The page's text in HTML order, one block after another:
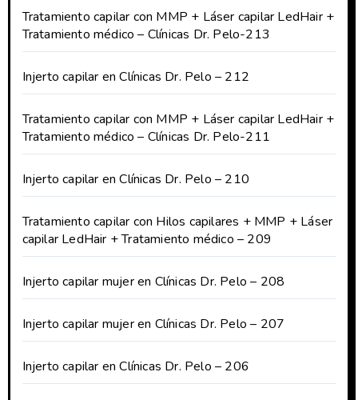
Tratamiento capilar con MMP + Láser capilar LedHair +
Tratamiento médico – Clínicas Dr. Pelo-213
Injerto capilar en Clínicas Dr. Pelo – 212
Tratamiento capilar con MMP + Láser capilar LedHair +
Tratamiento médico – Clínicas Dr. Pelo-211
Injerto capilar en Clínicas Dr. Pelo – 210
Tratamiento capilar con Hilos capilares + MMP + Láser
capilar LedHair + Tratamiento médico – 209
Injerto capilar mujer en Clínicas Dr. Pelo – 208
Injerto capilar mujer en Clínicas Dr. Pelo – 207
Injerto capilar en Clínicas Dr. Pelo – 206